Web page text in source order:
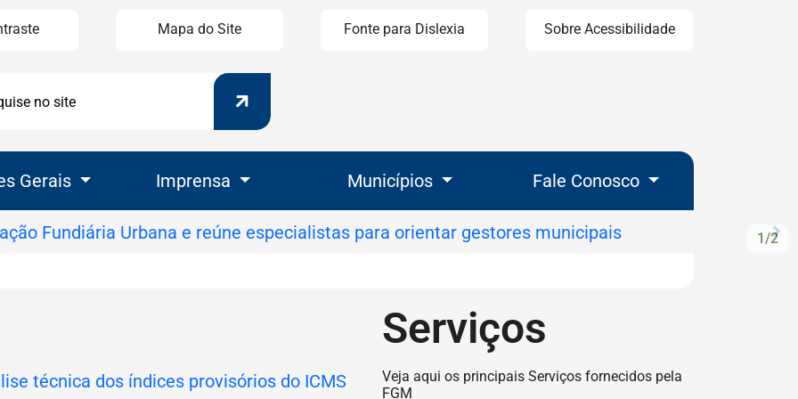
Mapa do Site Fonte para Dislexia Sobre Acessibilidade
Pesquisar
Gerais Imprensa Municípios Fale Conosco
1/2
Seção de Serviços
Serviços
Veja aqui os principais Serviços fornecidos pela
FGM